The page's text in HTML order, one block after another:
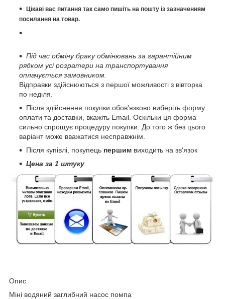
Цікаві вас питання так само пишіть на пошту із зазначенням
посилання на товар.
Під час обміну браку обмінювань за гарантійним
рядком усі розратери на транспортування
оплачується замовником.
Відправки здійснюються з першої можливості з вівторка
по неділя.
Після здійснення покупки обов'язково виберіть форму
оплати та доставки, вкажіть Email. Оскільки ця форма
сильно спрощує процедуру покупки. До того ж без цього
варіант може вважатися несправжнім.
Після купівлі, покупець першим виходить на зв'язок
Цена за 1 штуку
Опис
Міні водяний заглибний насос помпа